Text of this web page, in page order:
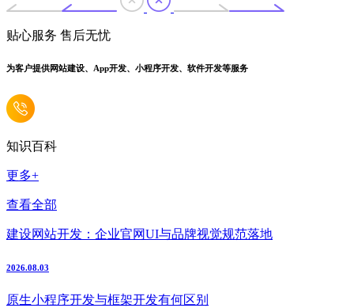
贴心服务 售后无忧
为客户提供网站建设、App开发、小程序开发、软件开发等服务
知识百科
更多+
查看全部
建设网站开发：企业官网UI与品牌视觉规范落地
2026.08.03
原生小程序开发与框架开发有何区别